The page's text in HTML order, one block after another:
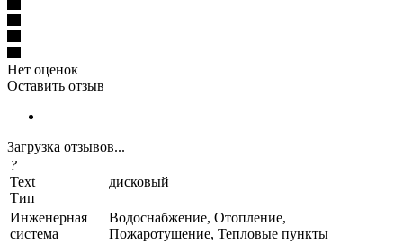
Нет оценок
Оставить отзыв
Загрузка отзывов...
?
Text
Тип
дисковый
Инженерная
система
Водоснабжение, Отопление,
Пожаротушение, Тепловые пункты